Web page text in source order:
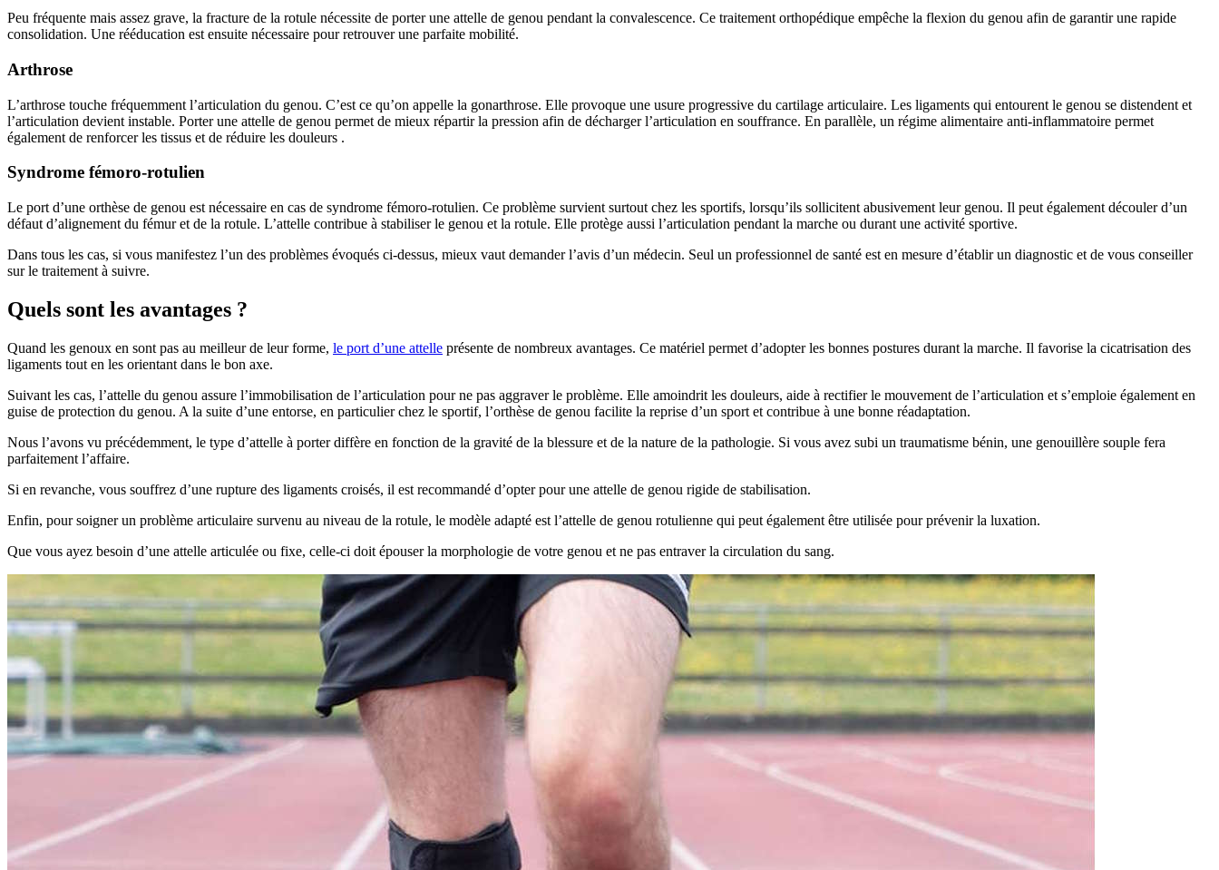
Peu fréquente mais assez grave, la fracture de la rotule nécessite de porter une attelle de genou pendant la convalescence. Ce traitement orthopédique empêche la flexion du genou afin de garantir une rapide
consolidation. Une rééducation est ensuite nécessaire pour retrouver une parfaite mobilité.
Arthrose
L’arthrose touche fréquemment l’articulation du genou. C’est ce qu’on appelle la gonarthrose. Elle provoque une usure progressive du cartilage articulaire. Les ligaments qui entourent le genou se distendent et
l’articulation devient instable. Porter une attelle de genou permet de mieux répartir la pression afin de décharger l’articulation en souffrance. En parallèle, un régime alimentaire anti-inflammatoire permet
également de renforcer les tissus et de réduire les douleurs .
Syndrome fémoro-rotulien
Le port d’une orthèse de genou est nécessaire en cas de syndrome fémoro-rotulien. Ce problème survient surtout chez les sportifs, lorsqu’ils sollicitent abusivement leur genou. Il peut également découler d’un
défaut d’alignement du fémur et de la rotule. L’attelle contribue à stabiliser le genou et la rotule. Elle protège aussi l’articulation pendant la marche ou durant une activité sportive.
Dans tous les cas, si vous manifestez l’un des problèmes évoqués ci-dessus, mieux vaut demander l’avis d’un médecin. Seul un professionnel de santé est en mesure d’établir un diagnostic et de vous conseiller
sur le traitement à suivre.
Quels sont les avantages ?
Quand les genoux en sont pas au meilleur de leur forme, le port d’une attelle présente de nombreux avantages. Ce matériel permet d’adopter les bonnes postures durant la marche. Il favorise la cicatrisation des
ligaments tout en les orientant dans le bon axe.
Suivant les cas, l’attelle du genou assure l’immobilisation de l’articulation pour ne pas aggraver le problème. Elle amoindrit les douleurs, aide à rectifier le mouvement de l’articulation et s’emploie également en
guise de protection du genou. A la suite d’une entorse, en particulier chez le sportif, l’orthèse de genou facilite la reprise d’un sport et contribue à une bonne réadaptation.
Nous l’avons vu précédemment, le type d’attelle à porter diffère en fonction de la gravité de la blessure et de la nature de la pathologie. Si vous avez subi un traumatisme bénin, une genouillère souple fera
parfaitement l’affaire.
Si en revanche, vous souffrez d’une rupture des ligaments croisés, il est recommandé d’opter pour une attelle de genou rigide de stabilisation.
Enfin, pour soigner un problème articulaire survenu au niveau de la rotule, le modèle adapté est l’attelle de genou rotulienne qui peut également être utilisée pour prévenir la luxation.
Que vous ayez besoin d’une attelle articulée ou fixe, celle-ci doit épouser la morphologie de votre genou et ne pas entraver la circulation du sang.